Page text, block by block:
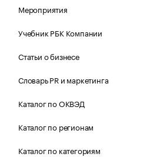
Мероприятия
Учебник РБК Компании
Статьи о бизнесе
Словарь PR и маркетинга
Каталог по ОКВЭД
Каталог по регионам
Каталог по категориям